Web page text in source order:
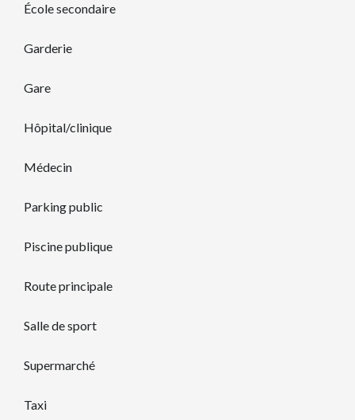
École secondaire
Garderie
Gare
Hôpital/clinique
Médecin
Parking public
Piscine publique
Route principale
Salle de sport
Supermarché
Taxi